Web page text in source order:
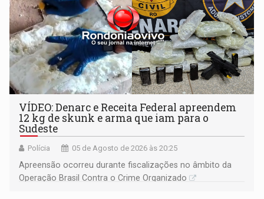
VÍDEO: Denarc e Receita Federal apreendem
12 kg de skunk e arma que iam para o
Sudeste
Polícia 05 de Agosto de 2026 às 20:25
Apreensão ocorreu durante fiscalizações no âmbito da
Operação Brasil Contra o Crime Organizado